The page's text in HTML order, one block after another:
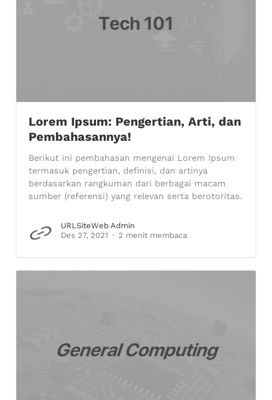
Lorem Ipsum: Pengertian, Arti, dan
Pembahasannya!
Berikut ini pembahasan mengenai Lorem Ipsum
termasuk pengertian, definisi, dan artinya
berdasarkan rangkuman dari berbagai macam
sumber (referensi) yang relevan serta berotoritas.
URLSiteWeb Admin
Des 27, 2021
2 menit membaca